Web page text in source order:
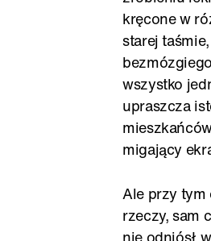
kręcone w
starej
wszystko
upraszcza
migający
Ale przy tym
rzeczy, sam
nie odniósł